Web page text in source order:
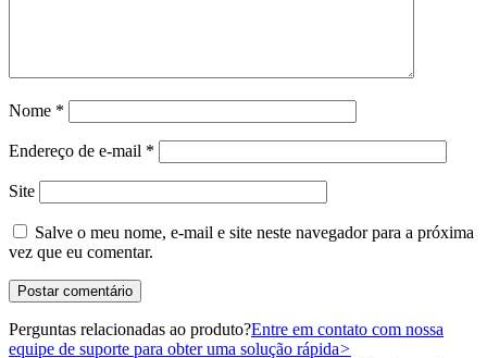
Nome *
Endereço de e-mail *
Site
Salve o meu nome, e-mail e site neste navegador para a próxima
vez que eu comentar.
Perguntas relacionadas ao produto?Entre em contato com nossa
equipe de suporte para obter uma solução rápida>